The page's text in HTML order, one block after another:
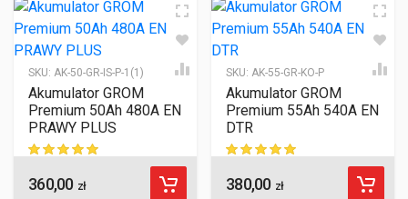
SKU: AK-50-GR-IS-P-1(1)
Akumulator GROM
Premium 50Ah 480A EN
PRAWY PLUS
ocen klientów
360,00 zł
SKU: AK-55-GR-KO-P
Akumulator GROM
Premium 55Ah 540A EN
DTR
ocen klientów
380,00 zł